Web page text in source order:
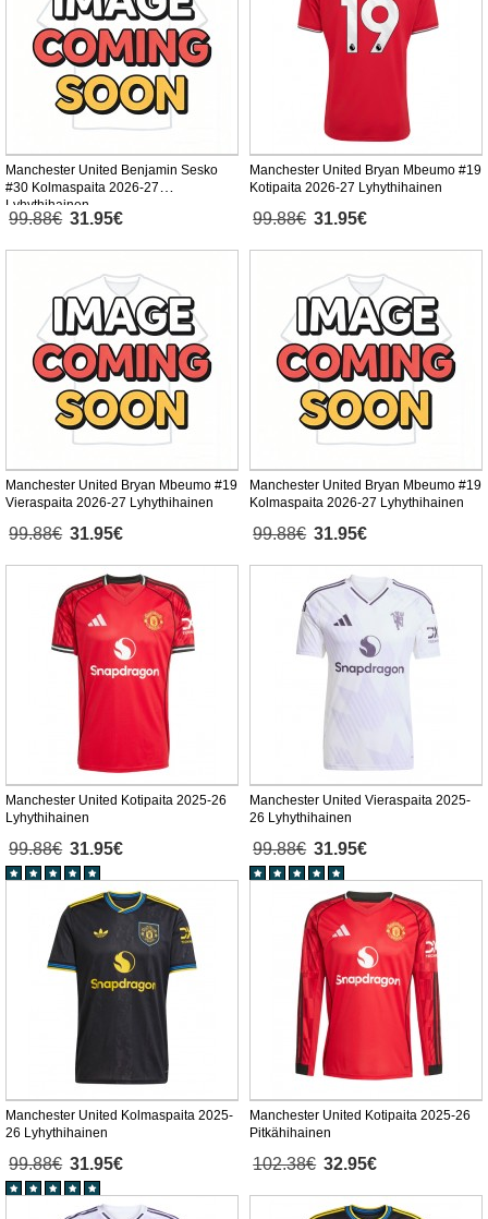
Manchester United Benjamin Sesko
#30 Kolmaspaita 2026-27
Lyhythihainen
99.88€ 31.95€
Manchester United Bryan Mbeumo #19
Kotipaita 2026-27 Lyhythihainen
99.88€ 31.95€
Manchester United Bryan Mbeumo #19
Vieraspaita 2026-27 Lyhythihainen
99.88€ 31.95€
Manchester United Bryan Mbeumo #19
Kolmaspaita 2026-27 Lyhythihainen
99.88€ 31.95€
Manchester United Kotipaita 2025-26
Lyhythihainen
99.88€ 31.95€
Manchester United Vieraspaita 2025-
26 Lyhythihainen
99.88€ 31.95€
Manchester United Kolmaspaita 2025-
26 Lyhythihainen
99.88€ 31.95€
Manchester United Kotipaita 2025-26
Pitkähihainen
102.38€ 32.95€